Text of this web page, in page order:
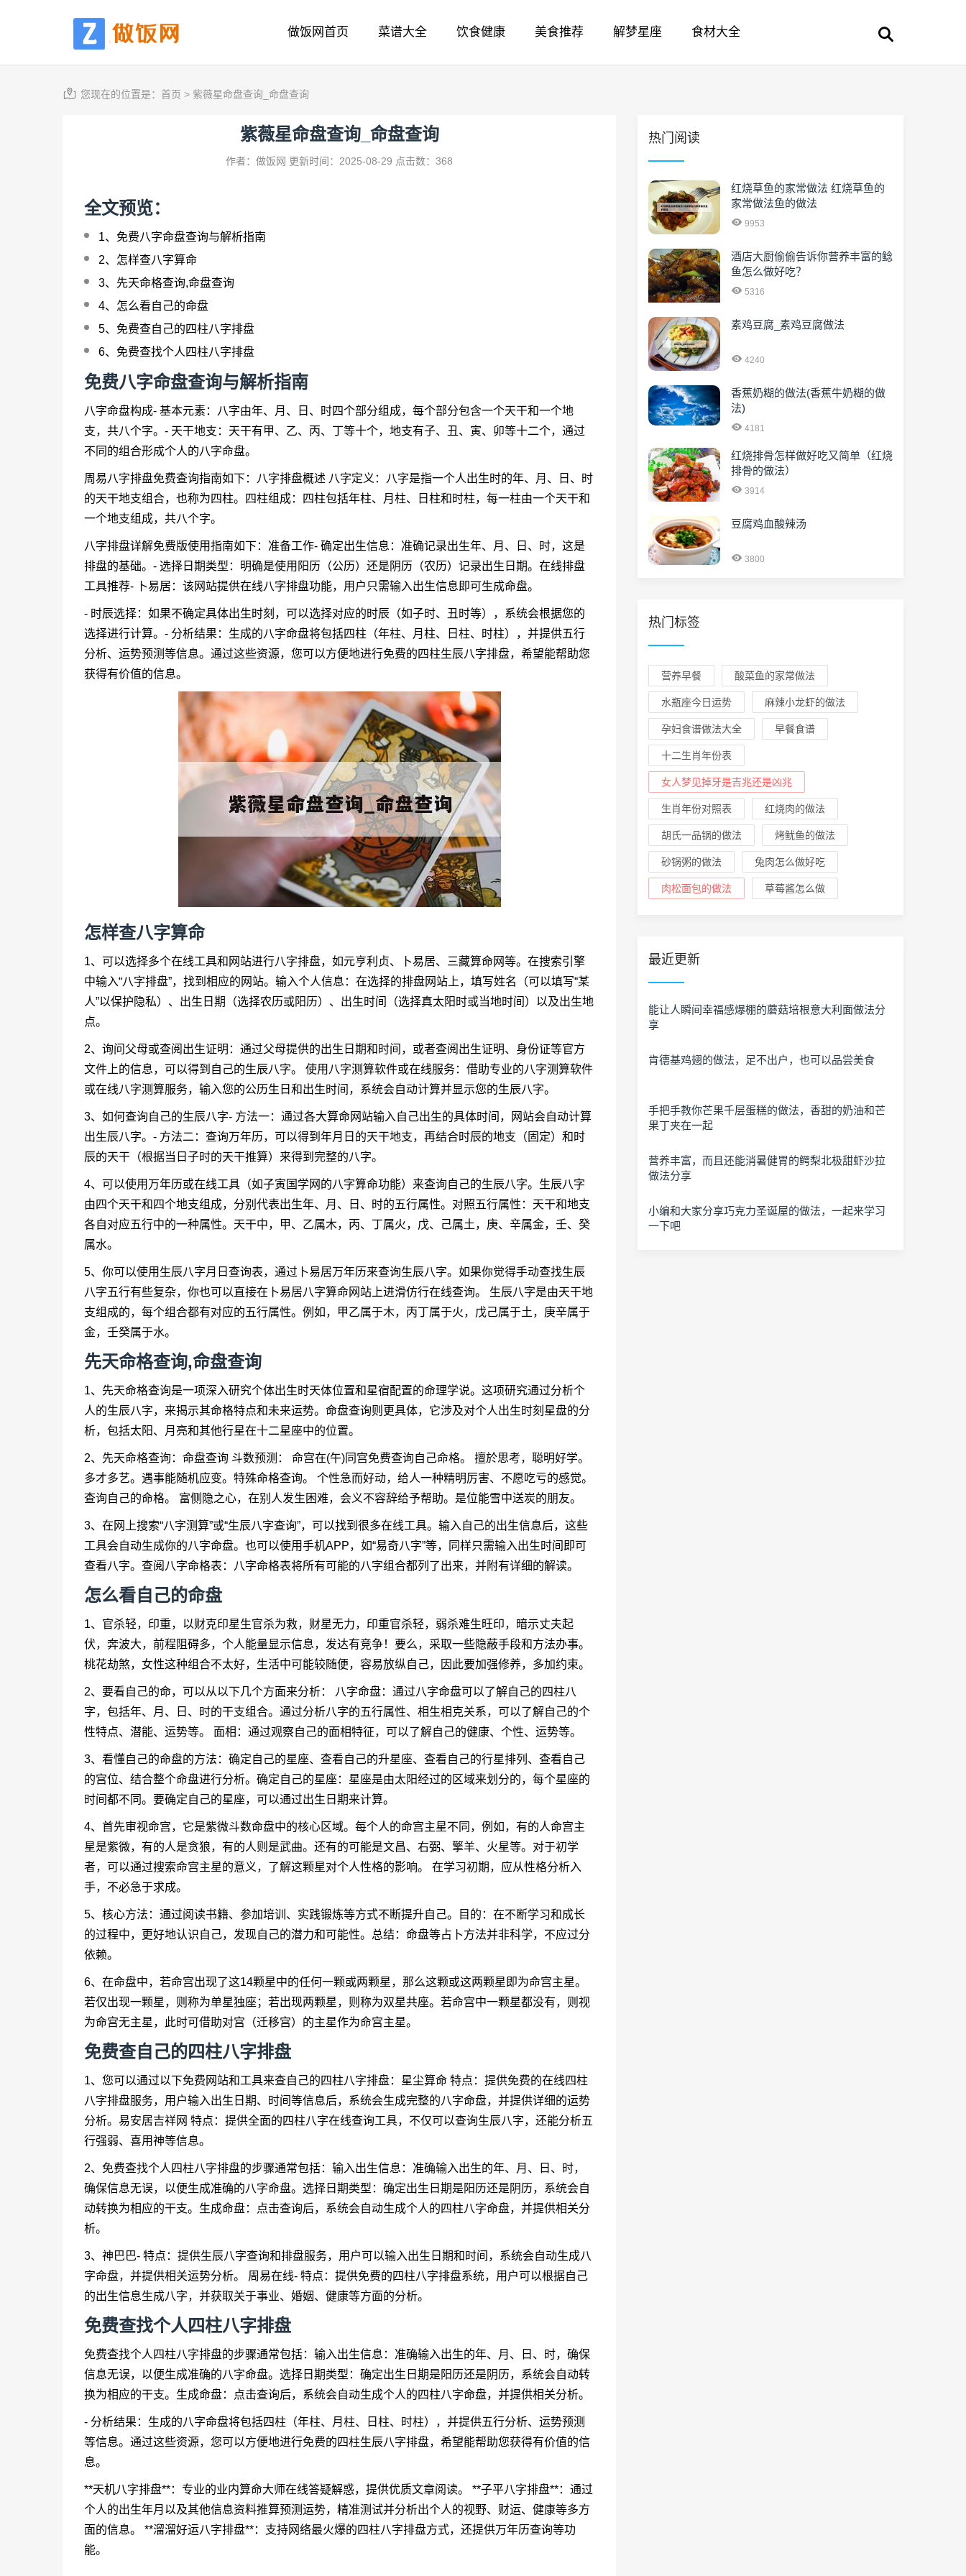
做饭网首页 菜谱大全 饮食健康 美食推荐 解梦星座 食材大全
您现在的位置是： 首页 > 紫薇星命盘查询_命盘查询
紫薇星命盘查询_命盘查询
作者：做饭网 更新时间：2025-08-29 点击数：368
全文预览：
1、 免费八字命盘查询与解析指南
2、 怎样查八字算命
3、 先天命格查询,命盘查询
4、 怎么看自己的命盘
5、 免费查自己的四柱八字排盘
6、 免费查找个人四柱八字排盘
免费八字命盘查询与解析指南
八字命盘构成- 基本元素：八字由年、月、日、时四个部分组成，每个部分包含一个天干和一个地
支，共八个字。- 天干地支：天干有甲、乙、丙、丁等十个，地支有子、丑、寅、卯等十二个，通过
不同的组合形成个人的八字命盘。
周易八字排盘免费查询指南如下：八字排盘概述 八字定义：八字是指一个人出生时的年、月、日、时
的天干地支组合，也称为四柱。四柱组成：四柱包括年柱、月柱、日柱和时柱，每一柱由一个天干和
一个地支组成，共八个字。
八字排盘详解免费版使用指南如下：准备工作- 确定出生信息：准确记录出生年、月、日、时，这是
排盘的基础。- 选择日期类型：明确是使用阳历（公历）还是阴历（农历）记录出生日期。在线排盘
工具推荐- 卜易居：该网站提供在线八字排盘功能，用户只需输入出生信息即可生成命盘。
- 时辰选择：如果不确定具体出生时刻，可以选择对应的时辰（如子时、丑时等），系统会根据您的
选择进行计算。- 分析结果：生成的八字命盘将包括四柱（年柱、月柱、日柱、时柱），并提供五行
分析、运势预测等信息。通过这些资源，您可以方便地进行免费的四柱生辰八字排盘，希望能帮助您
获得有价值的信息。
怎样查八字算命
1、可以选择多个在线工具和网站进行八字排盘，如元亨利贞、卜易居、三藏算命网等。在搜索引擎
中输入“八字排盘”，找到相应的网站。输入个人信息：在选择的排盘网站上，填写姓名（可以填写“某
人”以保护隐私）、出生日期（选择农历或阳历）、出生时间（选择真太阳时或当地时间）以及出生地
点。
2、询问父母或查阅出生证明：通过父母提供的出生日期和时间，或者查阅出生证明、身份证等官方
文件上的信息，可以得到自己的生辰八字。 使用八字测算软件或在线服务：借助专业的八字测算软件
或在线八字测算服务，输入您的公历生日和出生时间，系统会自动计算并显示您的生辰八字。
3、如何查询自己的生辰八字- 方法一：通过各大算命网站输入自己出生的具体时间，网站会自动计算
出生辰八字。- 方法二：查询万年历，可以得到年月日的天干地支，再结合时辰的地支（固定）和时
辰的天干（根据当日子时的天干推算）来得到完整的八字。
4、可以使用万年历或在线工具（如子寅国学网的八字算命功能）来查询自己的生辰八字。生辰八字
由四个天干和四个地支组成，分别代表出生年、月、日、时的五行属性。对照五行属性：天干和地支
各自对应五行中的一种属性。天干中，甲、乙属木，丙、丁属火，戊、己属土，庚、辛属金，壬、癸
属水。
5、你可以使用生辰八字月日查询表，通过卜易居万年历来查询生辰八字。如果你觉得手动查找生辰
八字五行有些复杂，你也可以直接在卜易居八字算命网站上进滑仿行在线查询。 生辰八字是由天干地
支组成的，每个组合都有对应的五行属性。例如，甲乙属于木，丙丁属于火，戊己属于土，庚辛属于
金，壬癸属于水。
先天命格查询,命盘查询
1、先天命格查询是一项深入研究个体出生时天体位置和星宿配置的命理学说。这项研究通过分析个
人的生辰八字，来揭示其命格特点和未来运势。命盘查询则更具体，它涉及对个人出生时刻星盘的分
析，包括太阳、月亮和其他行星在十二星座中的位置。
2、先天命格查询：命盘查询 斗数预测： 命宫在(午)同宫免费查询自己命格。 擅於思考，聪明好学。
多才多艺。遇事能随机应变。特殊命格查询。 个性急而好动，给人一种精明厉害、不愿吃亏的感觉。
查询自己的命格。 富侧隐之心，在别人发生困难，会义不容辞给予帮助。是位能雪中送炭的朋友。
3、在网上搜索“八字测算”或“生辰八字查询”，可以找到很多在线工具。输入自己的出生信息后，这些
工具会自动生成你的八字命盘。也可以使用手机APP，如“易奇八字”等，同样只需输入出生时间即可
查看八字。查阅八字命格表：八字命格表将所有可能的八字组合都列了出来，并附有详细的解读。
怎么看自己的命盘
1、官杀轻，印重，以财克印星生官杀为救，财星无力，印重官杀轻，弱杀难生旺印，暗示丈夫起
伏，奔波大，前程阻碍多，个人能量显示信息，发达有竞争！要么，采取一些隐蔽手段和方法办事。
桃花劫煞，女性这种组合不太好，生活中可能较随便，容易放纵自己，因此要加强修养，多加约束。
2、要看自己的命，可以从以下几个方面来分析： 八字命盘：通过八字命盘可以了解自己的四柱八
字，包括年、月、日、时的干支组合。通过分析八字的五行属性、相生相克关系，可以了解自己的个
性特点、潜能、运势等。 面相：通过观察自己的面相特征，可以了解自己的健康、个性、运势等。
3、看懂自己的命盘的方法：确定自己的星座、查看自己的升星座、查看自己的行星排列、查看自己
的宫位、结合整个命盘进行分析。确定自己的星座：星座是由太阳经过的区域来划分的，每个星座的
时间都不同。要确定自己的星座，可以通过出生日期来计算。
4、首先审视命宫，它是紫微斗数命盘中的核心区域。每个人的命宫主星不同，例如，有的人命宫主
星是紫微，有的人是贪狼，有的人则是武曲。还有的可能是文昌、右弼、擎羊、火星等。对于初学
者，可以通过搜索命宫主星的意义，了解这颗星对个人性格的影响。 在学习初期，应从性格分析入
手，不必急于求成。
5、核心方法：通过阅读书籍、参加培训、实践锻炼等方式不断提升自己。目的：在不断学习和成长
的过程中，更好地认识自己，发现自己的潜力和可能性。总结：命盘等占卜方法并非科学，不应过分
依赖。
6、在命盘中，若命宫出现了这14颗星中的任何一颗或两颗星，那么这颗或这两颗星即为命宫主星。
若仅出现一颗星，则称为单星独座；若出现两颗星，则称为双星共座。若命宫中一颗星都没有，则视
为命宫无主星，此时可借助对宫（迁移宫）的主星作为命宫主星。
免费查自己的四柱八字排盘
1、您可以通过以下免费网站和工具来查自己的四柱八字排盘：星尘算命 特点：提供免费的在线四柱
八字排盘服务，用户输入出生日期、时间等信息后，系统会生成完整的八字命盘，并提供详细的运势
分析。易安居吉祥网 特点：提供全面的四柱八字在线查询工具，不仅可以查询生辰八字，还能分析五
行强弱、喜用神等信息。
2、免费查找个人四柱八字排盘的步骤通常包括：输入出生信息：准确输入出生的年、月、日、时，
确保信息无误，以便生成准确的八字命盘。选择日期类型：确定出生日期是阳历还是阴历，系统会自
动转换为相应的干支。生成命盘：点击查询后，系统会自动生成个人的四柱八字命盘，并提供相关分
析。
3、神巴巴- 特点：提供生辰八字查询和排盘服务，用户可以输入出生日期和时间，系统会自动生成八
字命盘，并提供相关运势分析。 周易在线- 特点：提供免费的四柱八字排盘系统，用户可以根据自己
的出生信息生成八字，并获取关于事业、婚姻、健康等方面的分析。
免费查找个人四柱八字排盘
免费查找个人四柱八字排盘的步骤通常包括：输入出生信息：准确输入出生的年、月、日、时，确保
信息无误，以便生成准确的八字命盘。选择日期类型：确定出生日期是阳历还是阴历，系统会自动转
换为相应的干支。生成命盘：点击查询后，系统会自动生成个人的四柱八字命盘，并提供相关分析。
- 分析结果：生成的八字命盘将包括四柱（年柱、月柱、日柱、时柱），并提供五行分析、运势预测
等信息。通过这些资源，您可以方便地进行免费的四柱生辰八字排盘，希望能帮助您获得有价值的信
息。
**天机八字排盘**：专业的业内算命大师在线答疑解惑，提供优质文章阅读。 **子平八字排盘**：通过
个人的出生年月以及其他信息资料推算预测运势，精准测试并分析出个人的视野、财运、健康等多方
面的信息。 **溜溜好运八字排盘**：支持网络最火爆的四柱八字排盘方式，还提供万年历查询等功
能。
热门阅读
红烧草鱼的家常做法 红烧草鱼的
家常做法鱼的做法
9953
酒店大厨偷偷告诉你营养丰富的鲶
鱼怎么做好吃？
5316
素鸡豆腐_素鸡豆腐做法
4240
香蕉奶糊的做法(香蕉牛奶糊的做
法)
4181
红烧排骨怎样做好吃又简单（红烧
排骨的做法）
3914
豆腐鸡血酸辣汤
3800
热门标签
营养早餐 酸菜鱼的家常做法
水瓶座今日运势 麻辣小龙虾的做法
孕妇食谱做法大全 早餐食谱
十二生肖年份表
女人梦见掉牙是吉兆还是凶兆
生肖年份对照表 红烧肉的做法
胡氏一品锅的做法 烤鱿鱼的做法
砂锅粥的做法 兔肉怎么做好吃
肉松面包的做法 草莓酱怎么做
最近更新
能让人瞬间幸福感爆棚的蘑菇培根意大利面做法分
享
肯德基鸡翅的做法，足不出户，也可以品尝美食
手把手教你芒果千层蛋糕的做法，香甜的奶油和芒
果丁夹在一起
营养丰富，而且还能消暑健胃的鳄梨北极甜虾沙拉
做法分享
小编和大家分享巧克力圣诞屋的做法，一起来学习
一下吧